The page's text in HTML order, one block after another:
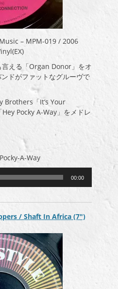
– MPM-019 / 2006
言える「Organ Donor」をオ
ドがファットなグルーヴで
Brothers「It’s Your
Pocky A-Way」をメドレ
A-Way
00:00
/ Shaft In Africa (7″)